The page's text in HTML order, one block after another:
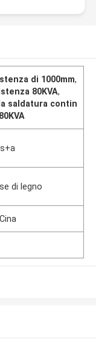
di 1000mm,
80KVA,
saldatura contin
di legno